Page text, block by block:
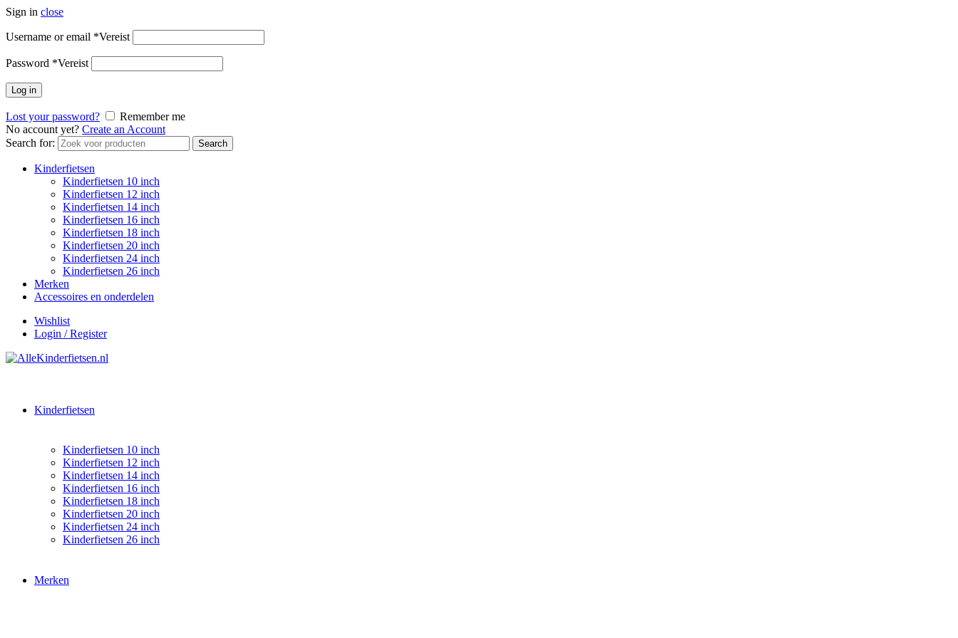
Sign in close
Username or email *Vereist
Password *Vereist
Log in
Lost your password?
Remember me
No account yet? Create an Account
Search for:
Search
Kinderfietsen
Kinderfietsen 10 inch
Kinderfietsen 12 inch
Kinderfietsen 14 inch
Kinderfietsen 16 inch
Kinderfietsen 18 inch
Kinderfietsen 20 inch
Kinderfietsen 24 inch
Kinderfietsen 26 inch
Merken
Accessoires en onderdelen
Wishlist
Login / Register
Kinderfietsen
Kinderfietsen 10 inch
Kinderfietsen 12 inch
Kinderfietsen 14 inch
Kinderfietsen 16 inch
Kinderfietsen 18 inch
Kinderfietsen 20 inch
Kinderfietsen 24 inch
Kinderfietsen 26 inch
Merken